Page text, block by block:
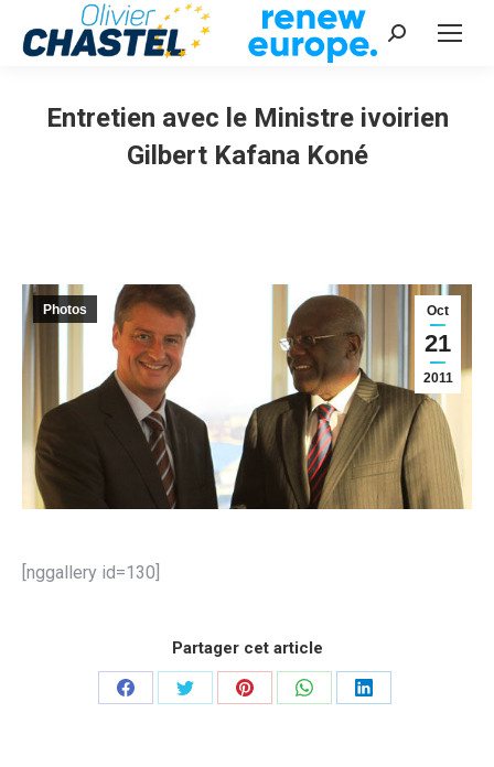
Recherche
Entretien avec le Ministre ivoirien
Gilbert Kafana Koné
Oct
21
2011
Photos
[nggallery id=130]
Partager cet article
PartagerPartagerPartagerPartagerPartager